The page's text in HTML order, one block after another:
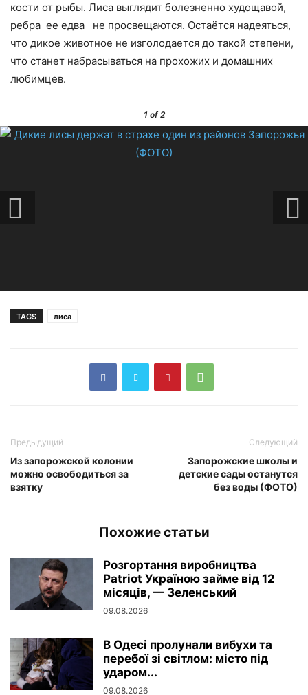
кости от рыбы. Лиса выглядит болезненно худощавой,
ребра ее едва не просвещаются. Остаётся надеяться,
что дикое животное не изголодается до такой степени,
что станет набрасываться на прохожих и домашних
любимцев.
1of 2
TAGS лиса
Предыдущий
Из запорожской колонии
можно освободиться за
взятку
Следующий
Запорожские школы и
детские сады останутся
без воды (ФОТО)
Похожие статьи
Розгортання виробництва
Patriot Україною займе від 12
місяців, — Зеленський
09.08.2026
В Одесі пролунали вибухи та
перебої зі світлом: місто під
ударом...
09.08.2026